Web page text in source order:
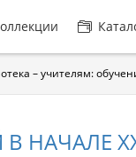
– учителям:
НАЧАЛЕ